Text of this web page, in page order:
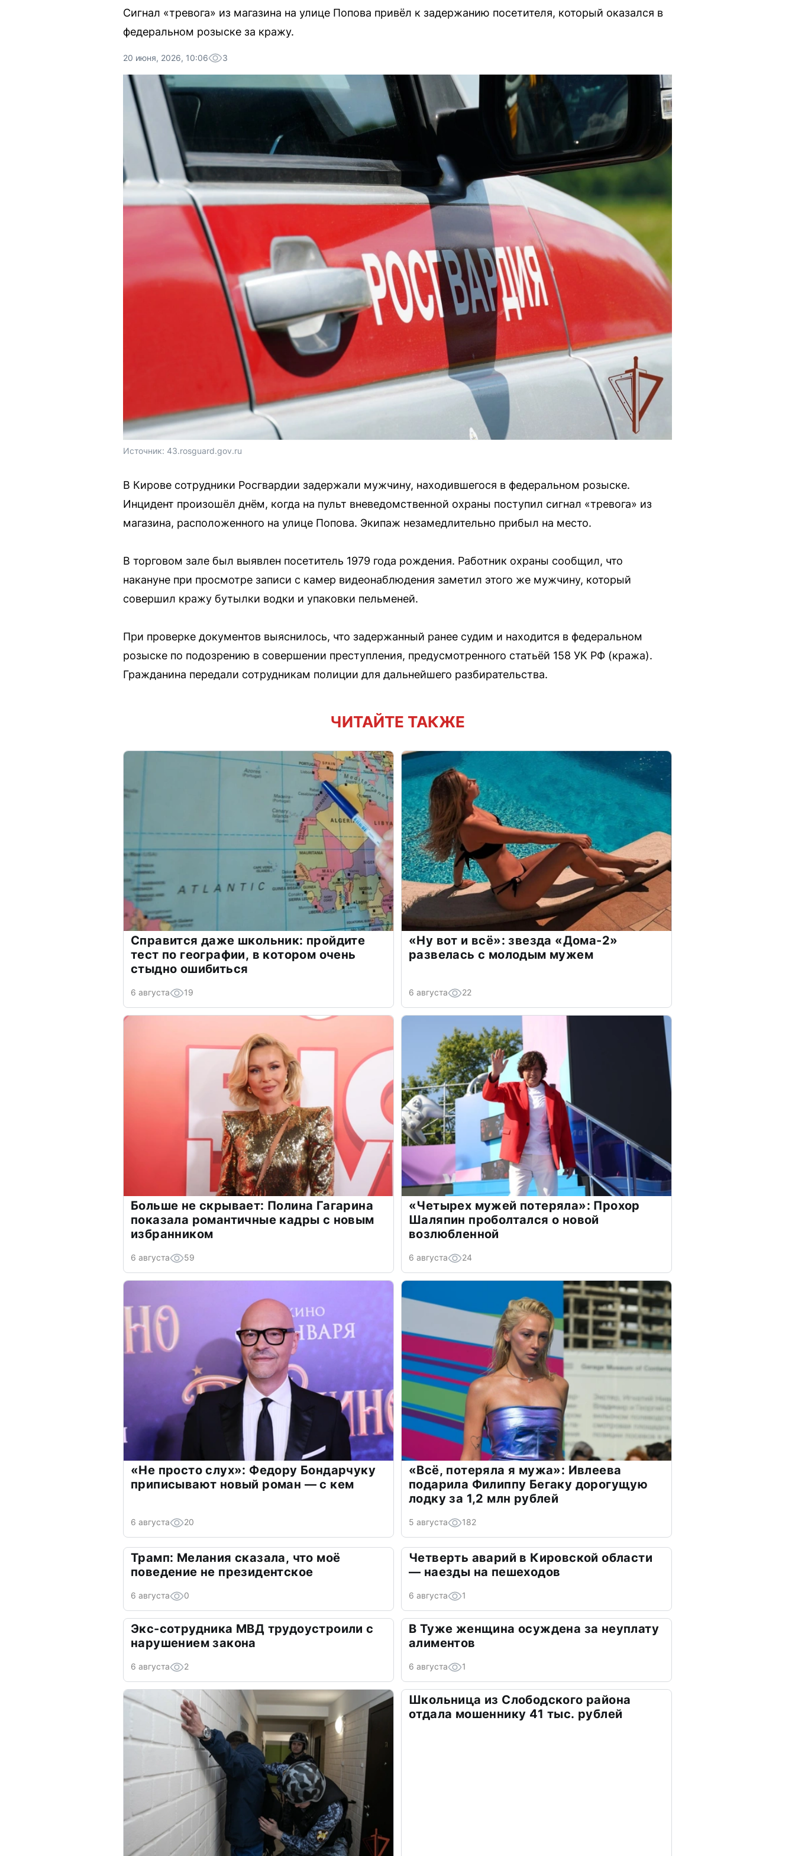
Сигнал «тревога» из магазина на улице Попова привёл к задержанию посетителя, который оказался в
федеральном розыске за кражу.
20 июня, 2026, 10:06 3
Источник: 43.rosguard.gov.ru
В Кирове сотрудники Росгвардии задержали мужчину, находившегося в федеральном розыске.
Инцидент произошёл днём, когда на пульт вневедомственной охраны поступил сигнал «тревога» из
магазина, расположенного на улице Попова. Экипаж незамедлительно прибыл на место.
В торговом зале был выявлен посетитель 1979 года рождения. Работник охраны сообщил, что
накануне при просмотре записи с камер видеонаблюдения заметил этого же мужчину, который
совершил кражу бутылки водки и упаковки пельменей.
При проверке документов выяснилось, что задержанный ранее судим и находится в федеральном
розыске по подозрению в совершении преступления, предусмотренного статьёй 158 УК РФ (кража).
Гражданина передали сотрудникам полиции для дальнейшего разбирательства.
ЧИТАЙТЕ ТАКЖЕ
Справится даже школьник: пройдите
тест по географии, в котором очень
стыдно ошибиться
6 августа 19
«Ну вот и всё»: звезда «Дома-2»
развелась с молодым мужем
6 августа 22
Больше не скрывает: Полина Гагарина
показала романтичные кадры с новым
избранником
6 августа 59
«Четырех мужей потеряла»: Прохор
Шаляпин проболтался о новой
возлюбленной
6 августа 24
«Не просто слух»: Федору Бондарчуку
приписывают новый роман — с кем
6 августа 20
«Всё, потеряла я мужа»: Ивлеева
подарила Филиппу Бегаку дорогущую
лодку за 1,2 млн рублей
5 августа 182
Трамп: Мелания сказала, что моё
поведение не президентское
6 августа 0
Четверть аварий в Кировской области
— наезды на пешеходов
6 августа 1
Экс-сотрудника МВД трудоустроили с
нарушением закона
6 августа 2
В Туже женщина осуждена за неуплату
алиментов
6 августа 1
Школьница из Слободского района
отдала мошеннику 41 тыс. рублей